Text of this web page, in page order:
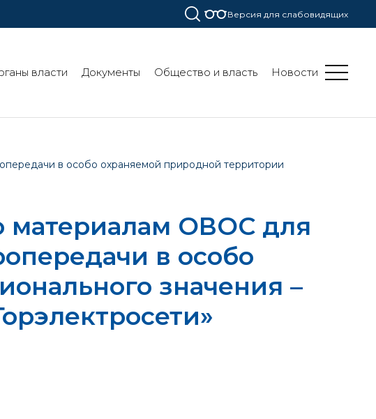
Версия для слабовидящих
власти Документы Общество и власть Новости
в особо охраняемой природной территории
материалам ОВОС для
в особо
значения –